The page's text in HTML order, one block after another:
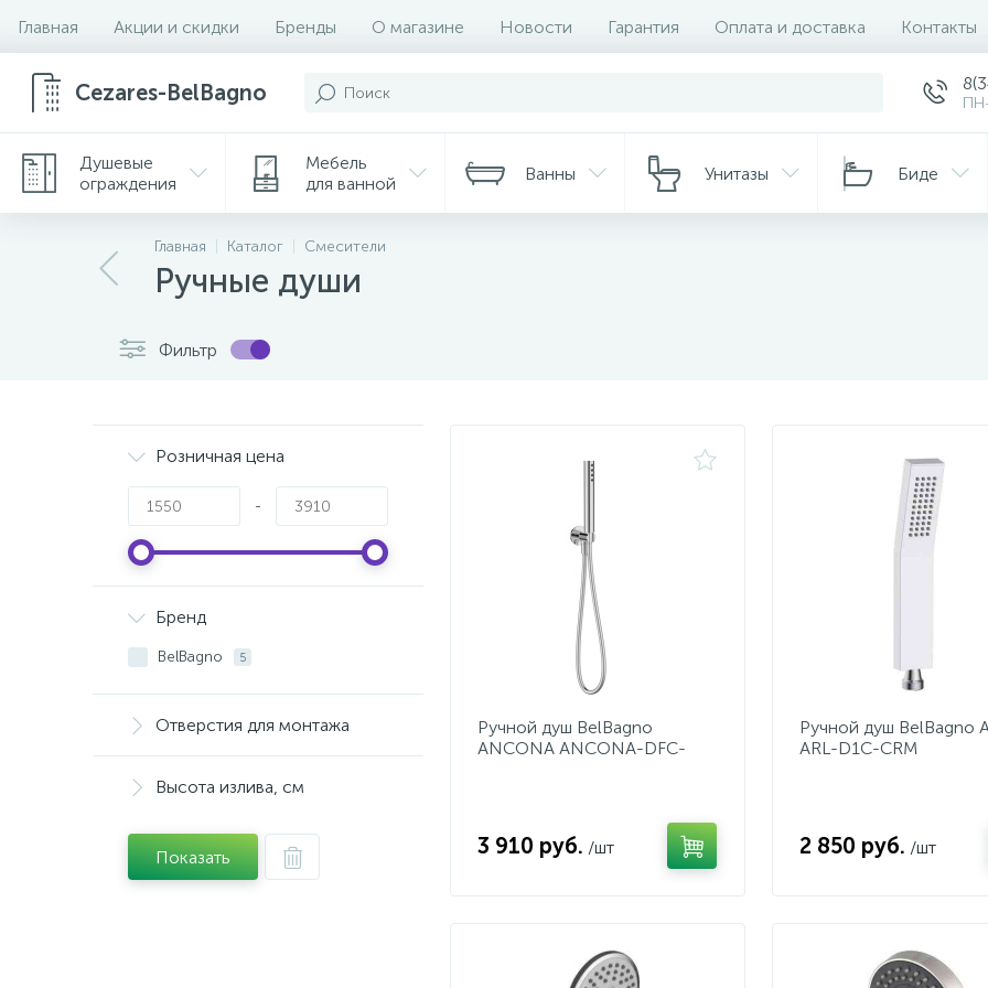
Главная Акции и скидки Бренды О магазине Новости Гарантия Оплата и доставка Контакты
Cezares-BelBagno
Душевые
ограждения
Мебель
для ванной
Ванны Унитазы Биде
Главная Каталог Смесители
Ручные души
Фильтр
Розничная цена
-
Бренд
BelBagno 5
Отверстия для монтажа
Высота излива, см
Показать
Ручной душ BelBagno
ANCONA ANCONA-DFC-
3 910 руб. /шт
Ручной душ BelBagno
ARL-D1C-CRM
2 850 руб. /шт